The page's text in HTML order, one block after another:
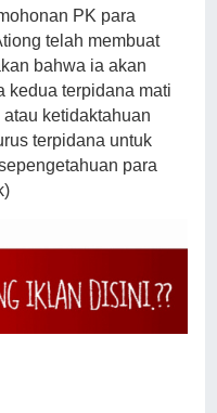
PK para
telah membuat
bahwa ia akan
kedua terpidana mati
ketidaktahuan
terpidana untuk
para